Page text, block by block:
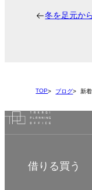
冬を足元か
TOP ブログ 新
借りる 買う